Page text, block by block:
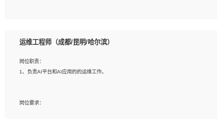
2、熟悉linux命令；
4、熟练使用oracle、mysql进行开发；
5、熟悉流程开发如使用activiti；
运维工程师（成都/昆明/哈尔滨）
岗位职责：
1、负责AI平台和AI应用的的运维工作。
岗位要求：